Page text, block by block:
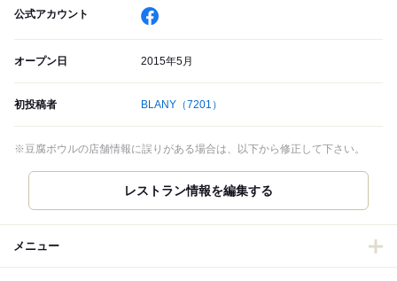
公式アカウント
オープン日 2015年5月
初投稿者 BLANY （7201）
※豆腐ボウルの店舗情報に誤りがある場合は、以下から修正して下さい。
レストラン情報を編集する
メニュー